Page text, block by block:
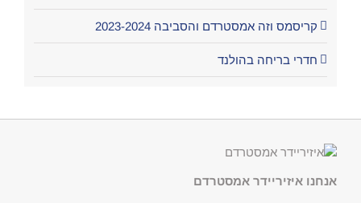
קריסמס וזה אמסטרדם והסביבה 2023-2024
חדרי בריחה בהולנד
אנחנו איזיריידר אמסטרדם